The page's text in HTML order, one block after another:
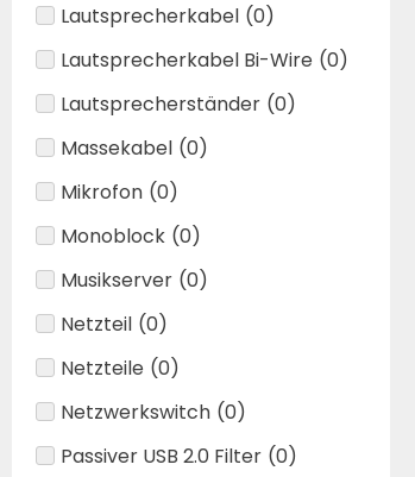
Lautsprecherkabel (0)
Lautsprecherkabel Bi-Wire (0)
Lautsprecherständer (0)
Massekabel (0)
Mikrofon (0)
Monoblock (0)
Musikserver (0)
Netzteil (0)
Netzteile (0)
Netzwerkswitch (0)
Passiver USB 2.0 Filter (0)